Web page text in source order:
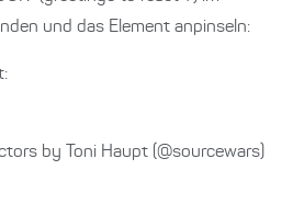
und das Element anpinseln:
by Toni Haupt (@sourcewars)